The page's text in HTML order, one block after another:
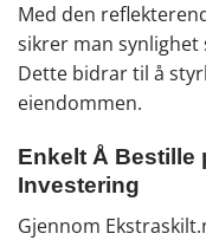
Med den
sikrer man
Dette bidrar til å
eiendommen.
Enkelt Å Bestille
Investering
Gjennom